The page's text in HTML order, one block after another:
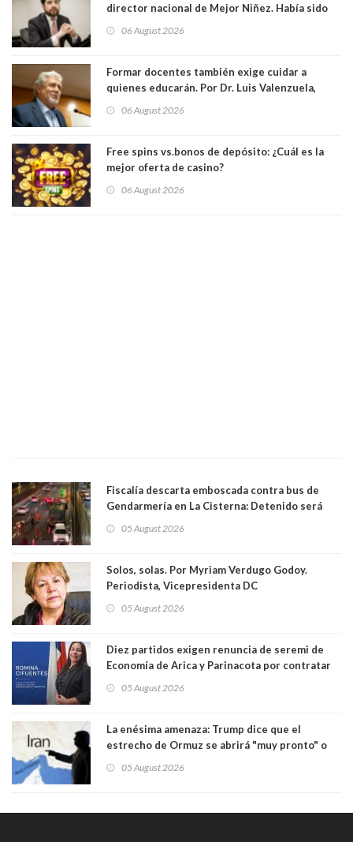
director nacional de Mejor Niñez. Había sido
06 August 2026
Formar docentes también exige cuidar a
quienes educarán. Por Dr. Luis Valenzuela,
Académicos U. Católica Silva Henríquez
06 August 2026
Free spins vs.bonos de depósito: ¿Cuál es la
mejor oferta de casino?
06 August 2026
Fiscalía descarta emboscada contra bus de
Gendarmería en La Cisterna: Detenido será
05 August 2026
Solos, solas. Por Myriam Verdugo Godoy.
Periodista, Vicepresidenta DC
05 August 2026
Diez partidos exigen renuncia de seremi de
Economía de Arica y Parinacota por contratar
una militante de RN, detenida con 47 kilos de
05 August 2026
La enésima amenaza: Trump dice que el
estrecho de Ormuz se abrirá "muy pronto" o
05 August 2026